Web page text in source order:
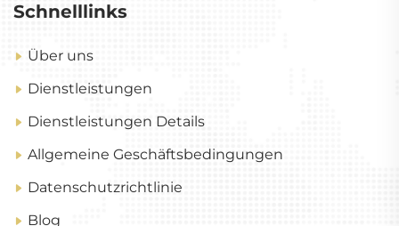
Schnelllinks
Über uns
Dienstleistungen
Dienstleistungen Details
Allgemeine Geschäftsbedingungen
Datenschutzrichtlinie
Blog